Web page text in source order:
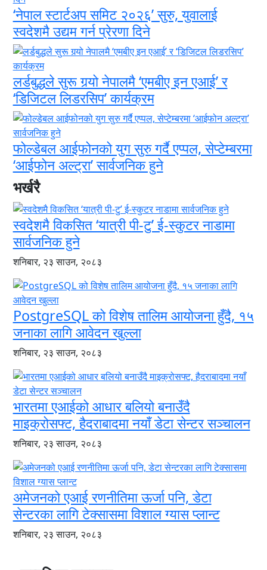
‘नेपाल स्टार्टअप समिट २०२६’ सुरु, युवालाई
स्वदेशमै उद्यम गर्न प्रेरणा दिने
लर्डबुद्धले सुरू गर्‍यो नेपालमै ‘एमबीए इन एआई’ र
‘डिजिटल लिडरसिप’ कार्यक्रम
फोल्डेबल आईफोनको युग सुरु गर्दै एप्पल, सेप्टेम्बरमा
‘आईफोन अल्ट्रा’ सार्वजनिक हुने
भर्खरै
स्वदेशमै विकसित ‘यात्री पी-टु’ ई-स्कुटर नाडामा
सार्वजनिक हुने
शनिबार, २३ साउन, २०८३
PostgreSQL को विशेष तालिम आयोजना हुँदै, १५
जनाका लागि आवेदन खुल्ला
शनिबार, २३ साउन, २०८३
भारतमा एआईको आधार बलियो बनाउँदै
माइक्रोसफ्ट, हैदराबादमा नयाँ डेटा सेन्टर सञ्चालन
शनिबार, २३ साउन, २०८३
अमेजनको एआई रणनीतिमा ऊर्जा पनि, डेटा
सेन्टरका लागि टेक्सासमा विशाल ग्यास प्लान्ट
शनिबार, २३ साउन, २०८३